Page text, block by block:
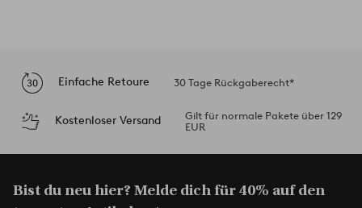
Einfache Retoure 30 Tage Rückgaberecht*
Kostenloser Versand
Gilt für normale Pakete über 129
EUR
Bist du neu hier? Melde dich für 40% auf den